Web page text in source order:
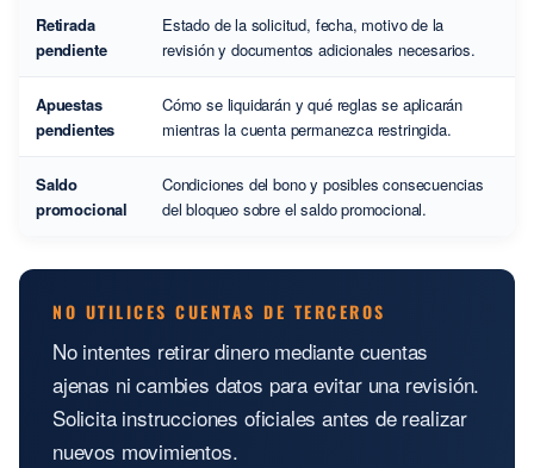
Retirada
pendiente
Estado de la solicitud, fecha, motivo de la
revisión y documentos adicionales necesarios.
Apuestas
pendientes
Cómo se liquidarán y qué reglas se aplicarán
mientras la cuenta permanezca restringida.
Saldo
promocional
Condiciones del bono y posibles consecuencias
del bloqueo sobre el saldo promocional.
NO UTILICES CUENTAS DE TERCEROS
No intentes retirar dinero mediante cuentas
ajenas ni cambies datos para evitar una revisión.
Solicita instrucciones oficiales antes de realizar
nuevos movimientos.